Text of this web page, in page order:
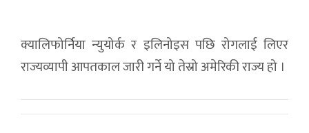
क्यालिफोर्निया न्युयोर्क र इलिनोइस पछि रोगलाई लिएर
राज्यव्यापी आपतकाल जारी गर्ने यो तेस्रो अमेरिकी राज्य हो ।